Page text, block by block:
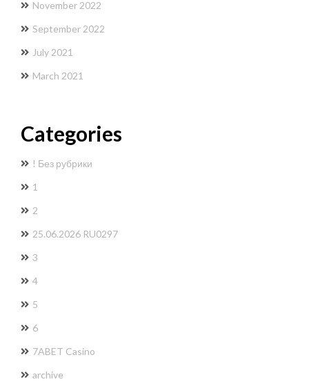
November 2022
September 2022
July 2021
March 2021
Categories
! Без рубрики
1
2
25.06.2026 RU0297
3
4
5
6
7ABET Casino
archive